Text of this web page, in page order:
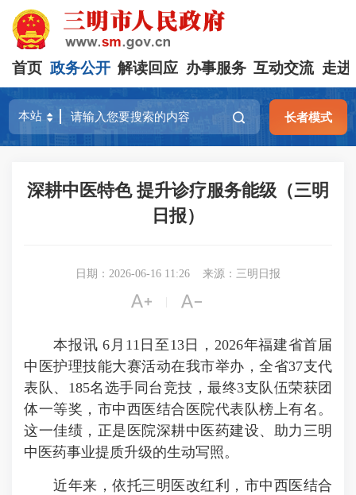
首页 政务公开 解读回应 办事服务 互动交流 走进
长者模式
深耕中医特色 提升诊疗服务能级（三明
日报）
日期：2026-06-16 11:26 来源：三明日报
 
本报讯 6月11日至13日，2026年福建省首届
中医护理技能大赛活动在我市举办，全省37支代
表队、185名选手同台竞技，最终3支队伍荣获团
体一等奖，市中西医结合医院代表队榜上有名。
这一佳绩，正是医院深耕中医药建设、助力三明
中医药事业提质升级的生动写照。
近年来，依托三明医改红利，市中西医结合